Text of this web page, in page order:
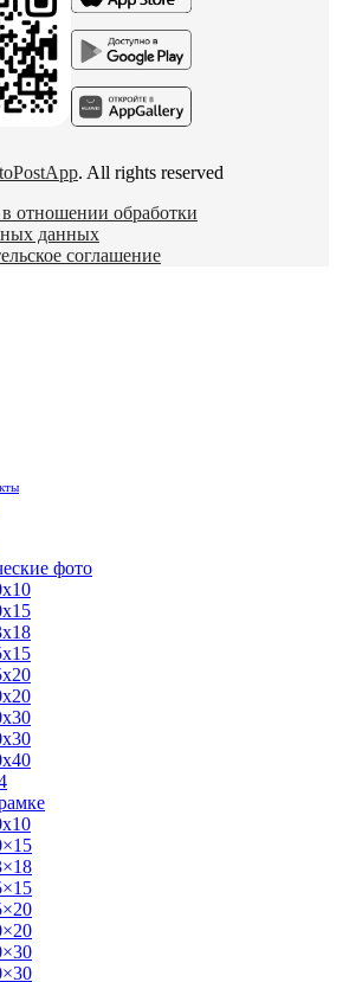
. All rights reserved
отношении обработки
данных
соглашение
фото